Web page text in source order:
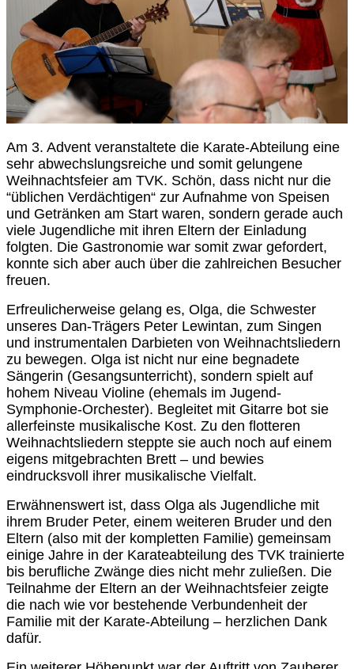
Am 3. Advent veranstaltete die Karate-Abteilung eine
sehr abwechslungsreiche und somit gelungene
Weihnachtsfeier am TVK. Schön, dass nicht nur die
“üblichen Verdächtigen“ zur Aufnahme von Speisen
und Getränken am Start waren, sondern gerade auch
viele Jugendliche mit ihren Eltern der Einladung
folgten. Die Gastronomie war somit zwar gefordert,
konnte sich aber auch über die zahlreichen Besucher
freuen.
Erfreulicherweise gelang es, Olga, die Schwester
unseres Dan-Trägers Peter Lewintan, zum Singen
und instrumentalen Darbieten von Weihnachtsliedern
zu bewegen. Olga ist nicht nur eine begnadete
Sängerin (Gesangsunterricht), sondern spielt auf
hohem Niveau Violine (ehemals im Jugend-
Symphonie-Orchester). Begleitet mit Gitarre bot sie
allerfeinste musikalische Kost. Zu den flotteren
Weihnachtsliedern steppte sie auch noch auf einem
eigens mitgebrachten Brett – und bewies
eindrucksvoll ihrer musikalische Vielfalt.
Erwähnenswert ist, dass Olga als Jugendliche mit
ihrem Bruder Peter, einem weiteren Bruder und den
Eltern (also mit der kompletten Familie) gemeinsam
einige Jahre in der Karateabteilung des TVK trainierte
bis berufliche Zwänge dies nicht mehr zuließen. Die
Teilnahme der Eltern an der Weihnachtsfeier zeigte
die nach wie vor bestehende Verbundenheit der
Familie mit der Karate-Abteilung – herzlichen Dank
dafür.